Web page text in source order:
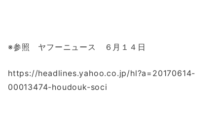
※参照 ヤフーニュース ６月１４日
https://headlines.yahoo.co.jp/hl?a=20170614-
00013474-houdouk-soci